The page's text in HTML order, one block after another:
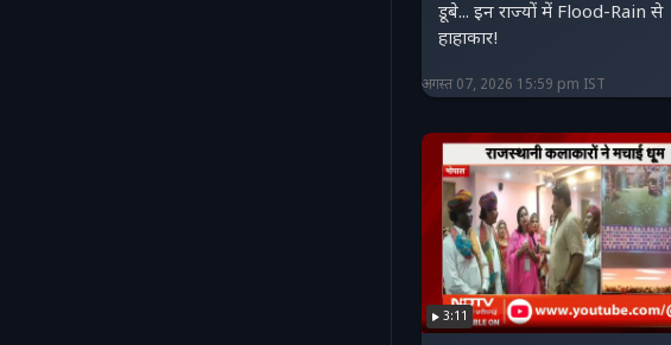
डूबे... इन राज्यों में Flood-Rain से
हाहाकार!
अगस्त 07, 2026 15:59 pm IST
3:11